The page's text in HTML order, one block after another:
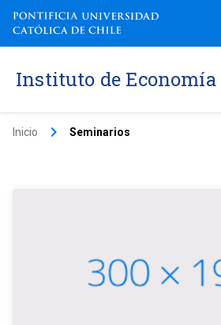
Instituto de Economía
Inicio keyboard_arrow_right Seminarios